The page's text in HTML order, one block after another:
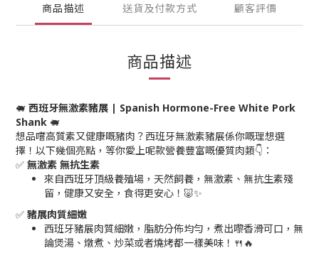
商品描述 送貨及付款方式 顧客評價
商品描述
🐖 西班牙無激素豬展 | Spanish Hormone-Free White Pork
Shank 🐖
想品嚐高質素又健康嘅豬肉？西班牙無激素豬展係你嘅理想選
擇！以下幾個亮點，等你愛上呢款營養豐富嘅優質肉類👇：
✅ 無激素 無抗生素
來自西班牙頂級養殖場，天然飼養，無激素、無抗生素殘
留，健康又安全，食得更安心！🐷✨
✅ 豬展肉質細嫩
西班牙豬展肉質細嫩，脂肪分佈均勻，煮出嚟香滑可口，無
論煲湯、燉煮、炒菜或者燒烤都一樣美味！🍴🔥